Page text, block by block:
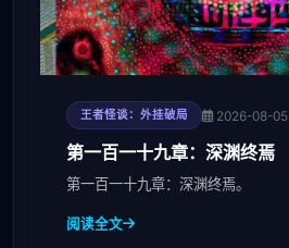
王者怪谈：外挂破局 2026-08-05
第一百一十九章：深渊终焉
第一百一十九章：深渊终焉。
阅读全文